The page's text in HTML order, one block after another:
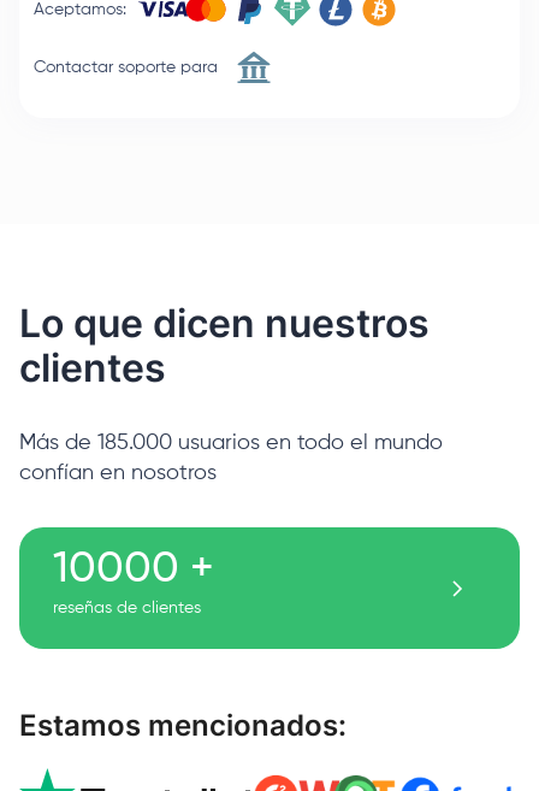
Aceptamos:
Contactar soporte para
Lo que dicen nuestros
clientes
Más de 185.000 usuarios en todo el mundo
confían en nosotros
10000 +
reseñas de clientes
Estamos mencionados: